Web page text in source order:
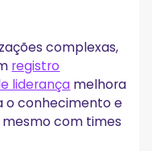
complexas,
registro
liderança melhora
o conhecimento e
com times